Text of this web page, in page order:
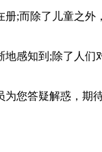
;而除了儿童之外
感知到;除了人们
您答疑解惑，期待